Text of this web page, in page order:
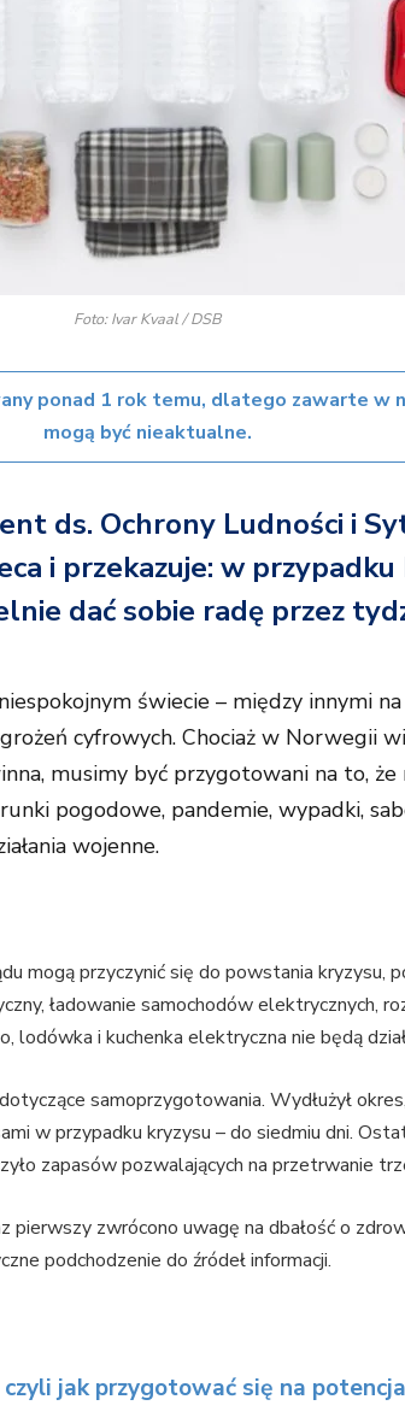
Foto: Ivar Kvaal / DSB
ponad 1 rok temu, dlatego zawarte w
mogą być nieaktualne.
ds. Ochrony Ludności i
i przekazuje: w
dać sobie radę przez
świecie – między innymi
cyfrowych. Chociaż w Norwegii
musimy być przygotowani na to, że
pogodowe, pandemie, wypadki,
wojenne.
mogą przyczynić się do powstania kryzysu,
ładowanie samochodów elektrycznych,
lodówka i kuchenka elektryczna nie będą
samoprzygotowania. Wydłużył
w przypadku kryzysu – do siedmiu dni.
zapasów pozwalających na przetrwanie
pierwszy zwrócono uwagę na dbałość o
podchodzenie do źródeł informacji.
jak przygotować się na